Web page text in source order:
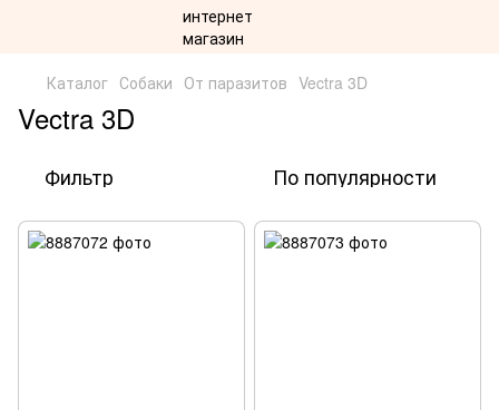
Каталог Собаки От паразитов Vectra 3D
Vectra 3D
Фильтр По популярности